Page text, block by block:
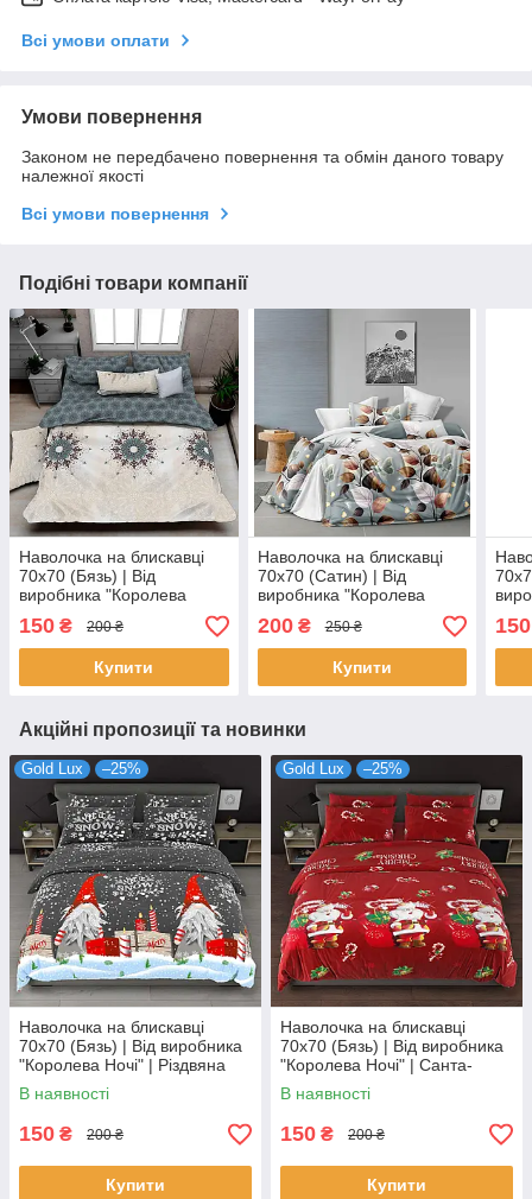
Всі умови оплати
Умови повернення
Законом не передбачено повернення та обмін даного товару
належної якості
Всі умови повернення
Подібні товари компанії
Наволочка на блискавці
70х70 (Бязь) | Від
виробника "Королева
Ночі" | Орнамент на
світлому та бірюзовому
150 ₴ 200 ₴
Купити
Наволочка на блискавці
70х70 (Сатин) | Від
виробника "Королева
Ночі" | Листя, метелики на
сіро-блакитному
200₴ 250 ₴
Купити
150
Акційні пропозиції та новинки
Gold Lux –25%
Наволочка на блискавці
70х70 (Бязь) | Від виробника
"Королева Ночі" | Різдвяна
абстракція
В наявності
150 ₴ 200 ₴
Купити
Gold Lux –25%
Наволочка на блискавці
70х70 (Бязь) | Від виробника
"Королева Ночі" | Санта-
Клаус з подарунками на
червоному
В наявності
150 ₴ 200 ₴
Купити